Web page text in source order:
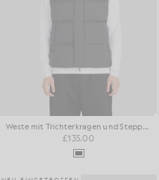
Weste mit Trichterkragen und Steppung
£135.00